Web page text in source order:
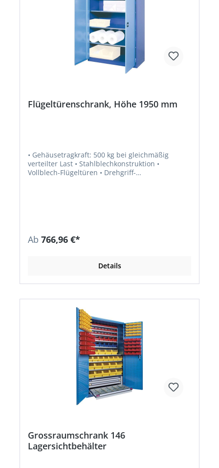
Flügeltürenschrank, Höhe 1950 mm
• Gehäusetragkraft: 500 kg bei gleichmäßig
verteilter Last • Stahlblechkonstruktion •
Vollblech-Flügeltüren • Drehgriff-
Ab 766,96 €*
Details
Grossraumschrank 146
Lagersichtbehälter